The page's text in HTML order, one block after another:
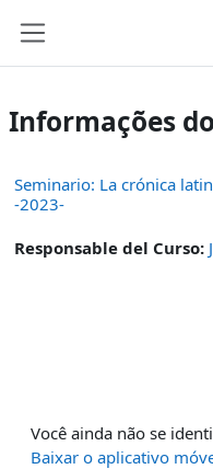
Informações
Seminario: La crónica
-2023-
Responsable del Curso:
Você ainda não se
Baixar o aplicativo